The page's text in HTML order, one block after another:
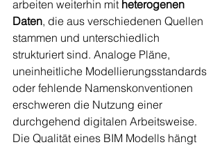
arbeiten weiterhin mit heterogenen
Daten, die aus verschiedenen Quellen
stammen und unterschiedlich
strukturiert sind. Analoge Pläne,
uneinheitliche Modellierungsstandards
oder fehlende Namenskonventionen
erschweren die Nutzung einer
durchgehend digitalen Arbeitsweise.
Die Qualität eines BIM Modells hängt